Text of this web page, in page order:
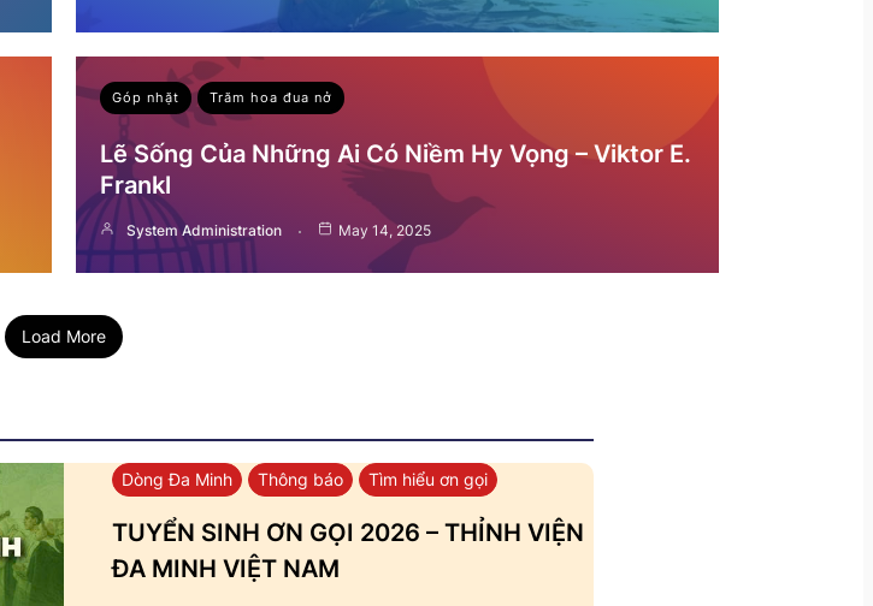
Góp nhặt Trăm hoa đua nở
Lẽ Sống Của Những Ai Có Niềm Hy Vọng – Viktor E.
Frankl
System Administration May 14, 2025
Load More
Dòng Đa Minh Thông báo Tìm hiểu ơn gọi
TUYỂN SINH ƠN GỌI 2026 – THỈNH VIỆN
ĐA MINH VIỆT NAM